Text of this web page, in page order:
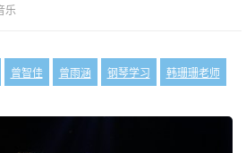
乐
曾智佳 曾雨涵 钢琴学习 韩珊珊老师